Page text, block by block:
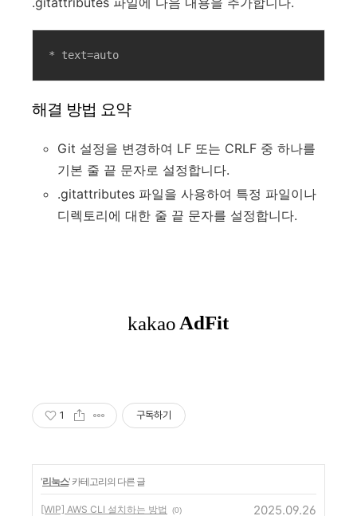
* text=auto
해결 방법 요약
Git 설정을 변경하여 LF 또는 CRLF 중 하나를
기본 줄 끝 문자로 설정합니다.
.gitattributes 파일을 사용하여 특정 파일이나
디렉토리에 대한 줄 끝 문자를 설정합니다.
1 구독하기
'리눅스' 카테고리의 다른 글
[WIP] AWS CLI 설치하는 방법 (0) 2025.09.26